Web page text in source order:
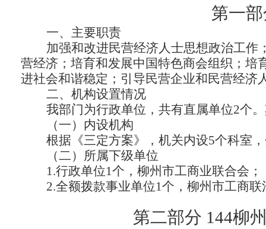
第一
一、主要职责
加强和改进民营经济人士思想政治工
营经济；培育和发展中国特色商会组织；培
进社会和谐稳定；引导民营企业和民营经济
二、机构设置情况
我部门为行政单位，共有直属单位2个
（一）内设机构
根据《三定方案》，机关内设5个科室
（二）所属下级单位
1.行政单位1个，柳州市工商业联合会；
2.全额拨款事业单位1个，柳州市工商
第二部分 144柳